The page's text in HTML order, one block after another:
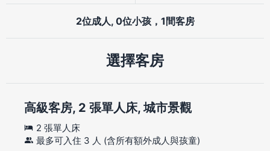
2位成人, 0位小孩，1間客房
選擇客房
高級客房, 2 張單人床, 城市景觀
2 張單人床
最多可入住 3 人 (含所有額外成人與孩童)